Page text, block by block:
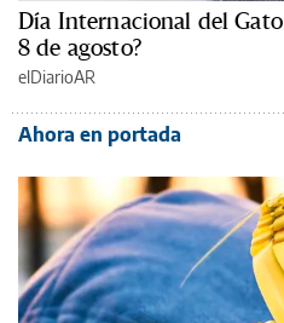
Día Internacional del
8 de agosto?
elDiarioAR
Ahora en portada